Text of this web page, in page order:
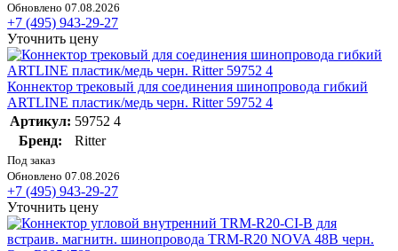
Обновлено 07.08.2026
+7 (495) 943-29-27
Уточнить цену
Коннектор трековый для соединения шинопровода гибкий
ARTLINE пластик/медь черн. Ritter 59752 4
Артикул: 59752 4
Бренд:
Ritter
Под заказ
Обновлено 07.08.2026
+7 (495) 943-29-27
Уточнить цену